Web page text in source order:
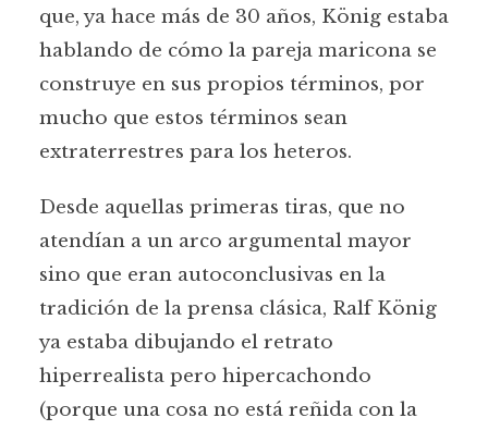
que, ya hace más de 30 años, König estaba
hablando de cómo la pareja maricona se
construye en sus propios términos, por
mucho que estos términos sean
extraterrestres para los heteros.
Desde aquellas primeras tiras, que no
atendían a un arco argumental mayor
sino que eran autoconclusivas en la
tradición de la prensa clásica, Ralf König
ya estaba dibujando el retrato
hiperrealista pero hipercachondo
(porque una cosa no está reñida con la